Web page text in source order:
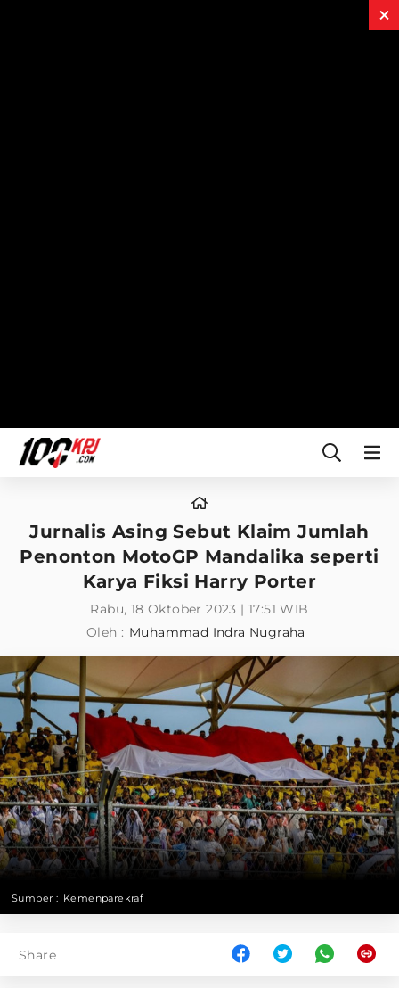
Jurnalis Asing Sebut Klaim Jumlah
Penonton MotoGP Mandalika seperti
Karya Fiksi Harry Porter
Rabu, 18 Oktober 2023 | 17:51 WIB
Oleh : Muhammad Indra Nugraha
Sumber : Kemenparekraf
Share